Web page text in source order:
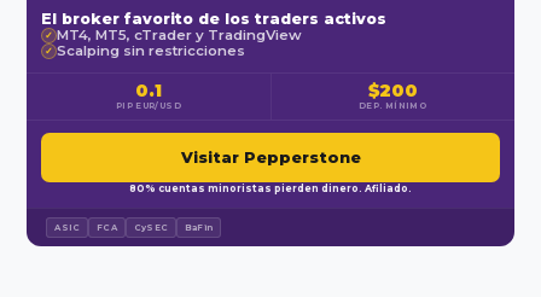
El broker favorito de los traders activos
✓ MT4, MT5, cTrader y TradingView
✓ Scalping sin restricciones
0.1
PIP EUR/USD
$200
DEP. MÍNIMO
Visitar Pepperstone
80% cuentas minoristas pierden dinero. Afiliado.
ASIC FCA CySEC BaFin